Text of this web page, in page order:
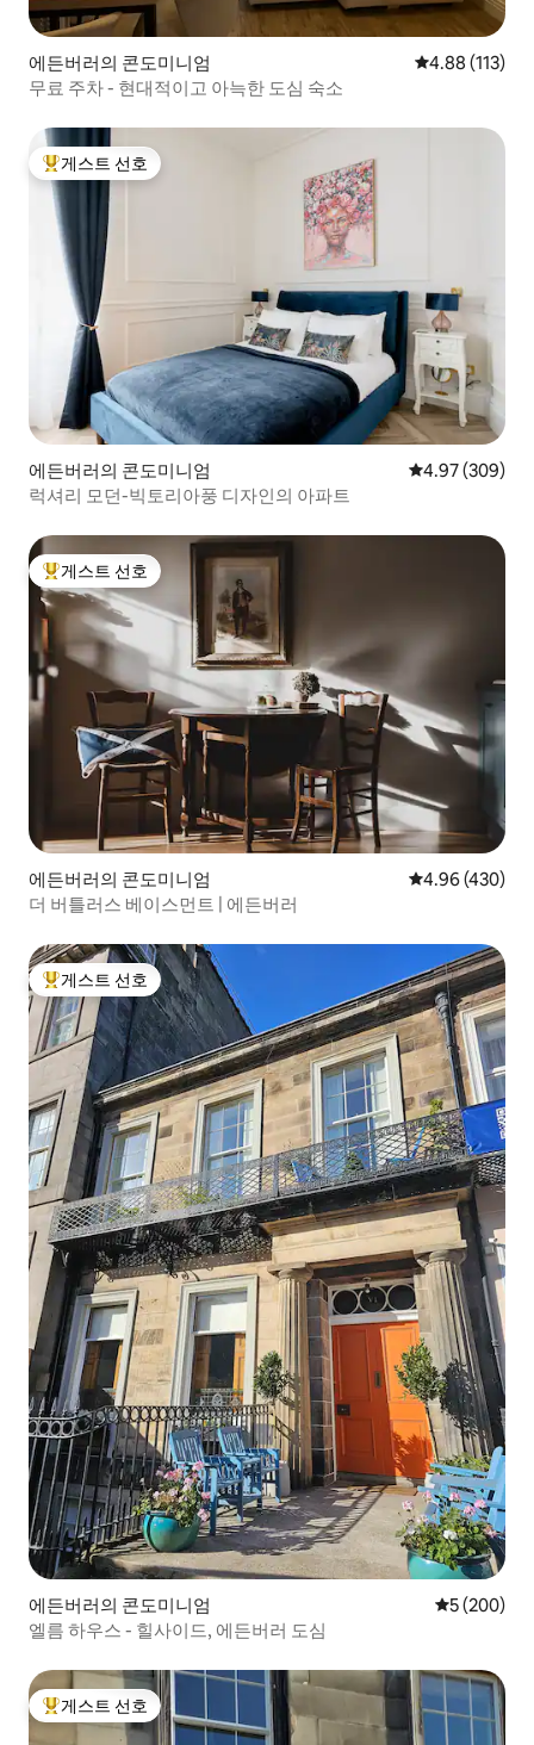
에든버러의 콘도미니엄 평점 4.88점(5
4.88 (113)
무료 주차 - 현대적이고 아늑한 도심 숙소
상위 게스트 선호
게스트 선호
에든버러의 콘도미니엄 평점 4.97점(5
4.97 (309)
럭셔리 모던-빅토리아풍 디자인의 아파트
상위 게스트 선호
게스트 선호
에든버러의 콘도미니엄 평점 4.96점(5
4.96 (430)
더 버틀러스 베이스먼트 | 에든버러
상위 게스트 선호
게스트 선호
에든버러의 콘도미니엄 평점 5점(5
5 (200)
엘름 하우스 - 힐사이드, 에든버러 도심
상위 게스트 선호
게스트 선호